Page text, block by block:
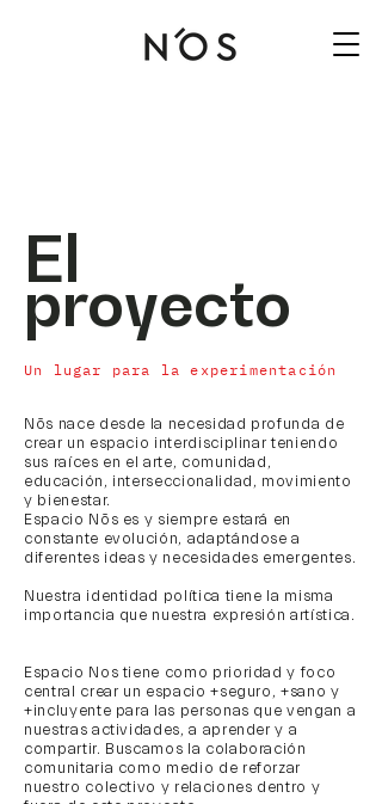
El
proyecto
Un lugar para la experimentación
Nōs nace desde la necesidad profunda de
crear un espacio interdisciplinar teniendo
sus raíces en el arte, comunidad,
educación, interseccionalidad, movimiento
y bienestar.
Espacio Nōs es y siempre estará en
constante evolución, adaptándose a
diferentes ideas y necesidades emergentes.
Nuestra identidad política tiene la misma
importancia que nuestra expresión artística.
Espacio Nos tiene como prioridad y foco
central crear un espacio +seguro, +sano y
+incluyente para las personas que vengan a
nuestras actividades, a aprender y a
compartir. Buscamos la colaboración
comunitaria como medio de reforzar
nuestro colectivo y relaciones dentro y